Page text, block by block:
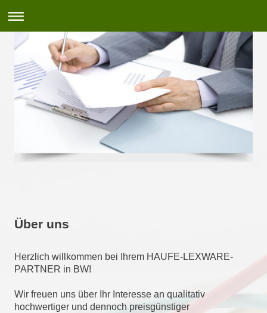
Über uns
Herzlich willkommen bei Ihrem HAUFE-LEXWARE-
PARTNER in BW!
Wir freuen uns über Ihr Interesse an qualitativ
hochwertiger und dennoch preisgünstiger